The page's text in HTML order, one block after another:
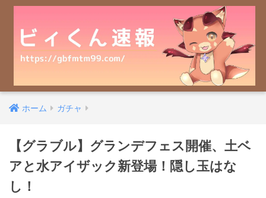
ホーム ガチャ
【グラブル】グランデフェス開催、土ベ
アと水アイザック新登場！隠し玉はな
し！